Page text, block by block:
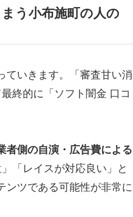
う小布施町の人の
ていきます。「審査甘い消
終的に「ソフト闇金 口コ
者側の自演・広告費による
「レイスが対応良い」と
ンツである可能性が非常に